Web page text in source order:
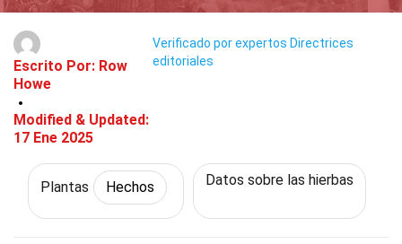
Escrito Por: Row
Howe
Modified & Updated:
17 Ene 2025
Verificado por expertos Directrices
editoriales
Plantas Hechos Datos sobre las hierbas